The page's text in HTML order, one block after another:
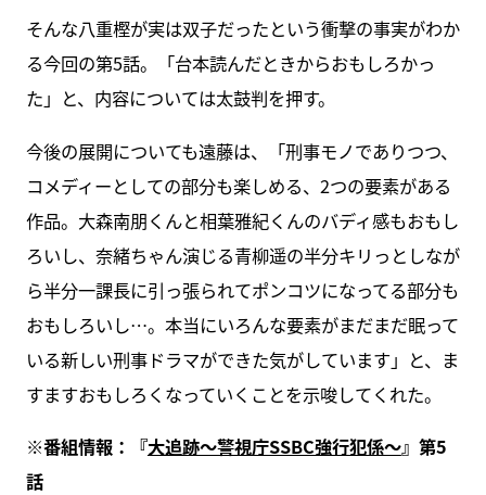
そんな八重樫が実は双子だったという衝撃の事実がわか
る今回の第5話。「台本読んだときからおもしろかっ
た」と、内容については太鼓判を押す。
今後の展開についても遠藤は、「刑事モノでありつつ、
コメディーとしての部分も楽しめる、2つの要素がある
作品。大森南朋くんと相葉雅紀くんのバディ感もおもし
ろいし、奈緒ちゃん演じる青柳遥の半分キリっとしなが
ら半分一課長に引っ張られてポンコツになってる部分も
おもしろいし…。本当にいろんな要素がまだまだ眠って
いる新しい刑事ドラマができた気がしています」と、ま
すますおもしろくなっていくことを示唆してくれた。
※番組情報：『大追跡～警視庁SSBC強行犯係～』第5
話